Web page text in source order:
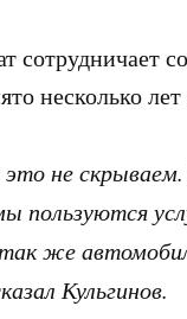
сотрудничает
несколько лет
не скрываем.
пользуются
же
Кульгинов.